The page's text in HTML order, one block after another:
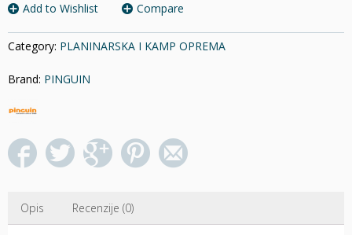
količina
Add to Wishlist Compare
Category: PLANINARSKA I KAMP OPREMA
Brand: PINGUIN
Opis Recenzije (0)